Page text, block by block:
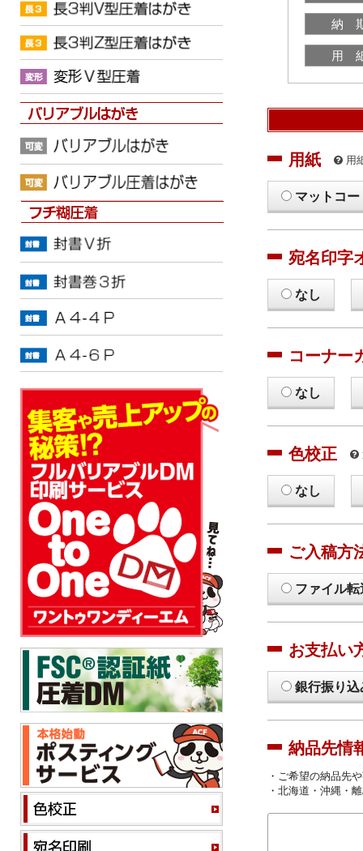
納
用
用紙 用
マットコー
宛名印字
なし
コーナー
なし
色校正
なし
ご入稿方
ファイル
お支払い
銀行振り込
納品先情
・ご希望の納品先
・北海道・沖縄・